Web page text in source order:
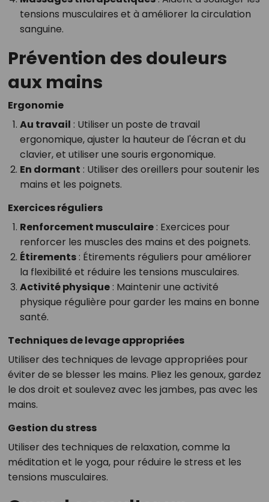
tensions musculaires et à améliorer la circulation
sanguine.
Prévention des douleurs
aux mains
Ergonomie
Au travail : Utiliser un poste de travail
ergonomique, ajuster la hauteur de l'écran et du
clavier, et utiliser une souris ergonomique.
En dormant : Utiliser des oreillers pour soutenir les
mains et les poignets.
Exercices réguliers
Renforcement musculaire: Exercices pour
renforcer les muscles des mains et des poignets.
Étirements: Étirements réguliers pour améliorer
la flexibilité et réduire les tensions musculaires.
Activité physique: Maintenir une activité
physique régulière pour garder les mains en bonne
santé.
Techniques de levage appropriées
Utiliser des techniques de levage appropriées pour
éviter de se blesser les mains. Pliez les genoux, gardez
le dos droit et soulevez avec les jambes, pas avec les
mains.
Gestion du stress
Utiliser des techniques de relaxation, comme la
méditation et le yoga, pour réduire le stress et les
tensions musculaires.